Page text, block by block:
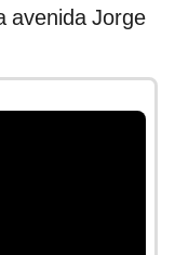
avenida Jorge